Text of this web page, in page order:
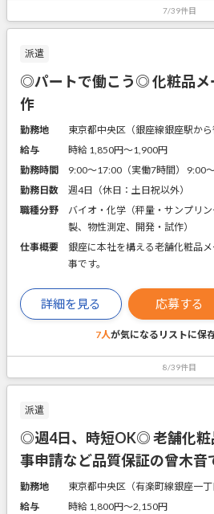
7/39件目
派遣
◎パートで働こう◎ 化粧品メ
作
勤務地
東京都中央区（銀座線銀座駅から
給与
時給 1,850円〜1,900円
勤務時間
9:00～17:00（実働7時間） 9:00
勤務日数
週4日（休日：土日祝以外）
職種分野
バイオ・化学（秤量・サンプリ
製、物性測定、開発・試作）
仕事概要
銀座に本社を構える老舗化粧品
事です。
詳細を見る 応募する
7人が気になるリストに保
8/39件目
派遣
◎週4日、時短OK◎ 老舗化粧
事申請など品質保証の曾木音
勤務地
東京都中央区（有楽町線銀座一丁
給与
時給 1,800円〜2,150円